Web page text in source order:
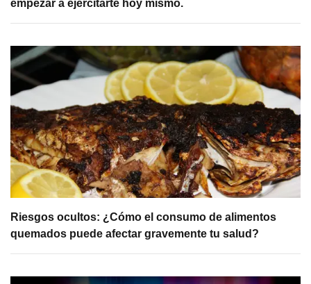
empezar a ejercitarte hoy mismo.
Riesgos ocultos: ¿Cómo el consumo de alimentos
quemados puede afectar gravemente tu salud?